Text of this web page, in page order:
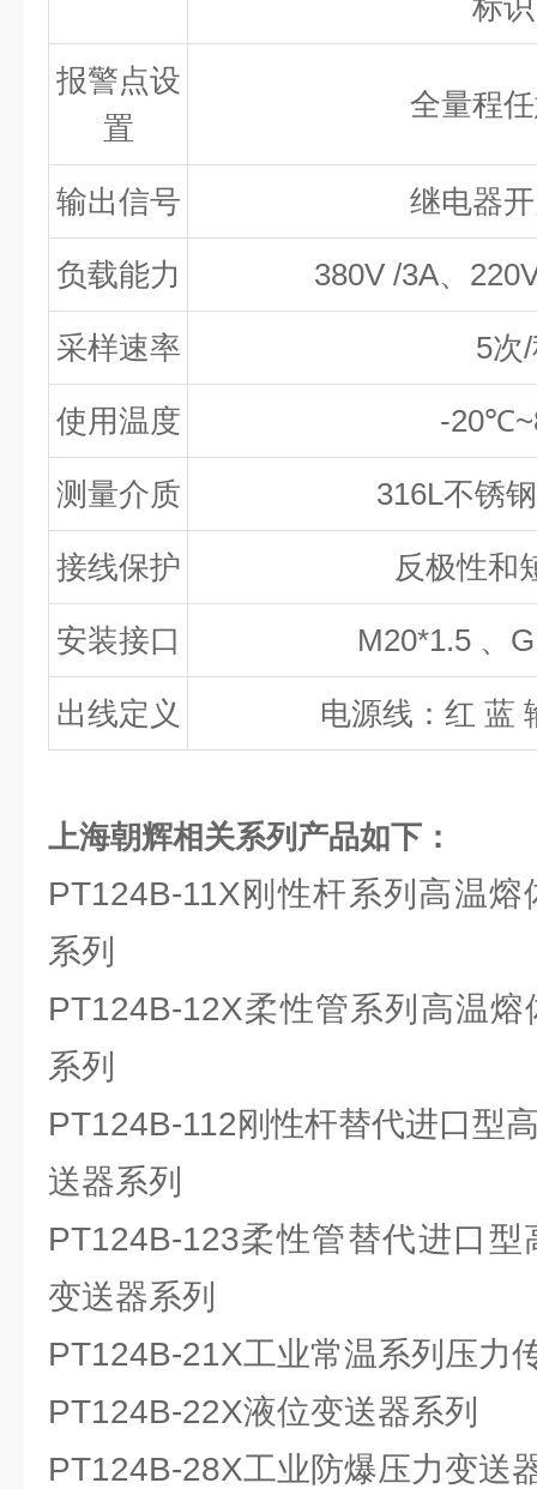
标
报警点设
置
全量程
输出信号 继电器
负载能力 380V /3A、
采样速率 5次/
使用温度 -20℃
测量介质 316L不锈
接线保护 反极性和
安装接口 M20*1.5 、
出线定义 电源线：红 蓝
上海朝辉相关系列产品如下：
PT124B-11X刚性杆系列高温
系列
PT124B-12X柔性管系列高温
系列
PT124B-112刚性杆替代进口型
送器系列
PT124B-123柔性管替代进口
变送器系列
PT124B-21X工业常温系列压力
PT124B-22X液位变送器系列
PT124B-28X工业防爆压力变送